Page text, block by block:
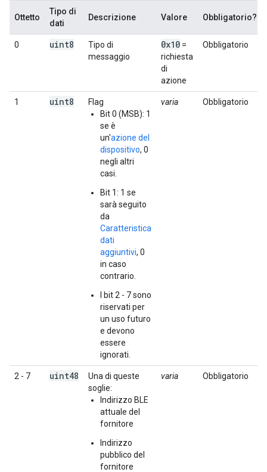
Ottetto
Tipo di
dati
Descrizione Valore Obbligatorio?
0 uint8
Tipo di
messaggio
0x10 =
richiesta
di
azione
Obbligatorio
1 uint8
Flag
Bit 0 (MSB): 1
se è
un'azione del
dispositivo, 0
negli altri
casi.
Bit 1: 1 se
sarà seguito
da
Caratteristica
dati
aggiuntivi, 0
in caso
contrario.
I bit 2 - 7 sono
riservati per
un uso futuro
e devono
essere
ignorati.
varia Obbligatorio
2 - 7 uint48
Una di queste
soglie:
Indirizzo BLE
attuale del
fornitore
Indirizzo
pubblico del
fornitore
varia Obbligatorio